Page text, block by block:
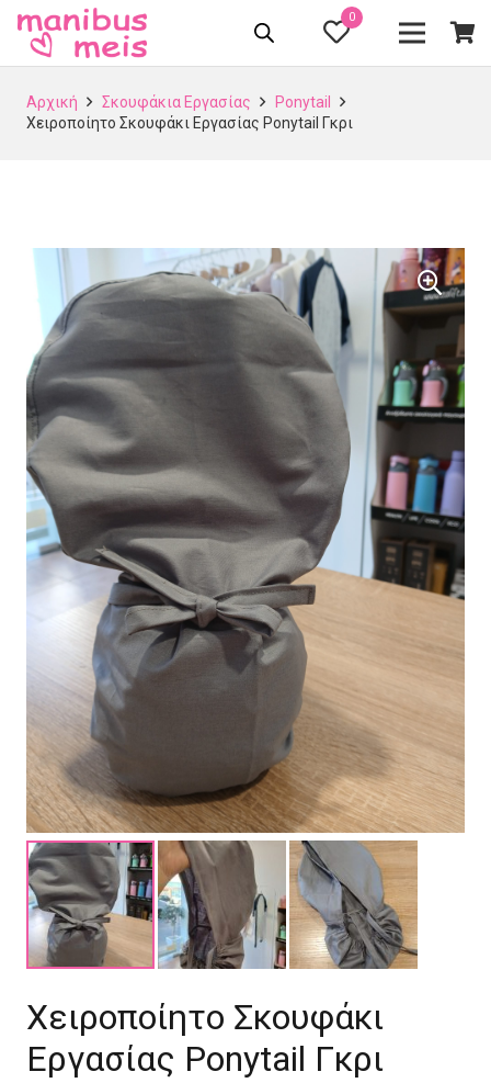
0
Αρχική Σκουφάκια Εργασίας
Ponytail
Χειροποίητο Σκουφάκι Εργασίας Ponytail Γκρι
Χειροποίητο Σκουφάκι
Εργασίας Ponytail Γκρι